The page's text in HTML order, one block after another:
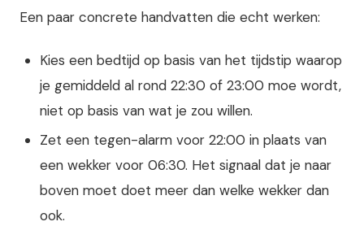
Een paar concrete handvatten die echt werken:
Kies een bedtijd op basis van het tijdstip waarop
je gemiddeld al rond 22:30 of 23:00 moe wordt,
niet op basis van wat je zou willen.
Zet een tegen-alarm voor 22:00 in plaats van
een wekker voor 06:30. Het signaal dat je naar
boven moet doet meer dan welke wekker dan
ook.